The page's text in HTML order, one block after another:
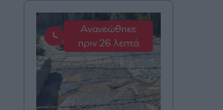
Ανανεώθηκε
πριν 26 λεπτά